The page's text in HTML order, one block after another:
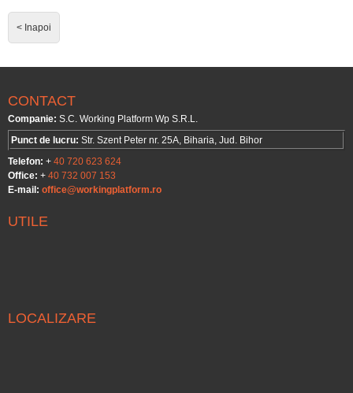
< Inapoi
CONTACT
Companie: S.C. Working Platform Wp S.R.L.
Punct de lucru: Str. Szent Peter nr. 25A, Biharia, Jud. Bihor
Telefon: + 40 720 623 624
Office: + 40 732 007 153
E-mail: office@workingplatform.ro
UTILE
LOCALIZARE